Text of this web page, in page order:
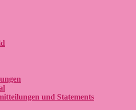
und Statements